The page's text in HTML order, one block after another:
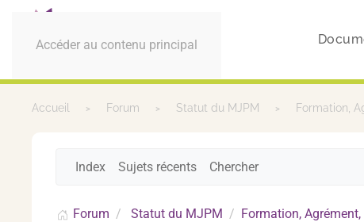
Accéder au contenu principal
Accueil Forum Statut du MJPM Formation,
Index Sujets récents Chercher
Forum Statut du MJPM Formation,